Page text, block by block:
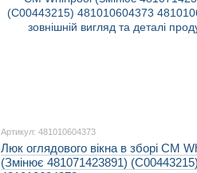
Артикул: 481010604373
Люк оглядового вікна в зборі СМ
(Змінює 481071423891) (C00443215)